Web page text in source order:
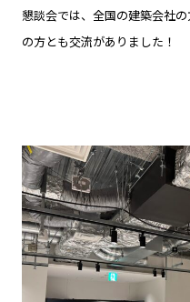
懇談会では、全国の建築会社
の方とも交流がありました！